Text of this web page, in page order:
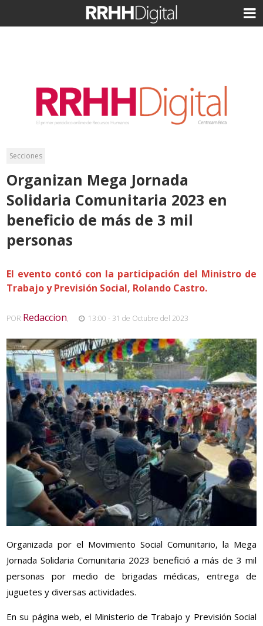
Secciones
Organizan Mega Jornada
Solidaria Comunitaria 2023 en
beneficio de más de 3 mil
personas
El evento contó con la participación del Ministro de
Trabajo y Previsión Social, Rolando Castro.
POR Redaccion, 13:00 - 31 de Octubre del 2023
Organizada por el Movimiento Social Comunitario, la Mega
Jornada Solidaria Comunitaria 2023 benefició a más de 3 mil
personas por medio de brigadas médicas, entrega de
juguetes y diversas actividades.
En su página web, el Ministerio de Trabajo y Previsión Social